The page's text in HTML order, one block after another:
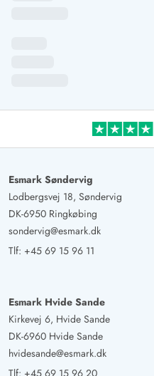
Esmark Søndervig
Lodbergsvej 18, Søndervig
DK-6950 Ringkøbing
sondervig@esmark.dk
Tlf: +45 69 15 96 11
Esmark Hvide Sande
Kirkevej 6, Hvide Sande
DK-6960 Hvide Sande
hvidesande@esmark.dk